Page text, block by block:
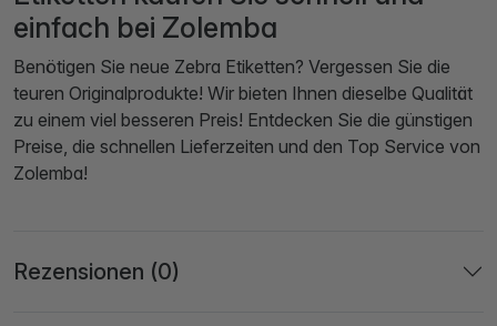
einfach bei Zolemba
Benötigen Sie neue Zebra Etiketten? Vergessen Sie die
teuren Originalprodukte! Wir bieten Ihnen dieselbe Qualität
zu einem viel besseren Preis! Entdecken Sie die günstigen
Preise, die schnellen Lieferzeiten und den Top Service von
Zolemba!
Rezensionen (0)